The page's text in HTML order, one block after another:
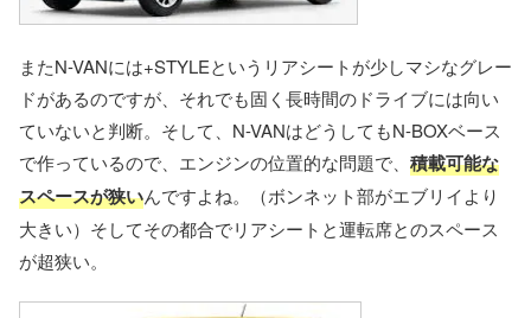
またN-VANには+STYLEというリアシートが少しマシなグレー
ドがあるのですが、それでも固く長時間のドライブには向い
ていないと判断。そして、N-VANはどうしてもN-BOXベース
で作っているので、エンジンの位置的な問題で、 積載可能な
スペースが狭いんですよね。（ボンネット部がエブリイより
大きい）そしてその都合でリアシートと運転席とのスペース
が超狭い。